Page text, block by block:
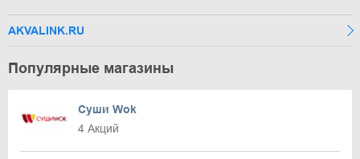
AKVALINK.RU
Популярные магазины
Суши Wok
4 Акций